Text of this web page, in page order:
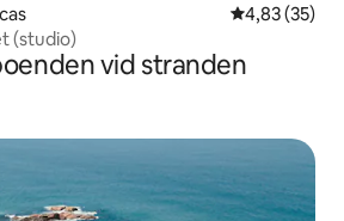
4,83 av 5 i
4,83 (35)
(studio)
vid stranden